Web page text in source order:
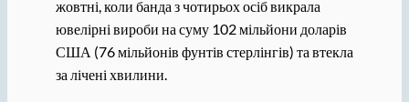
жовтні, коли банда з чотирьох осіб викрала
ювелірні вироби на суму 102 мільйони доларів
США (76 мільйонів фунтів стерлінгів) та втекла
за лічені хвилини.